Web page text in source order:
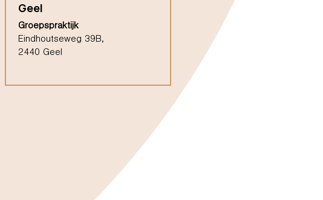
Geel
Groepspraktijk
Eindhoutseweg 39B,
2440 Geel